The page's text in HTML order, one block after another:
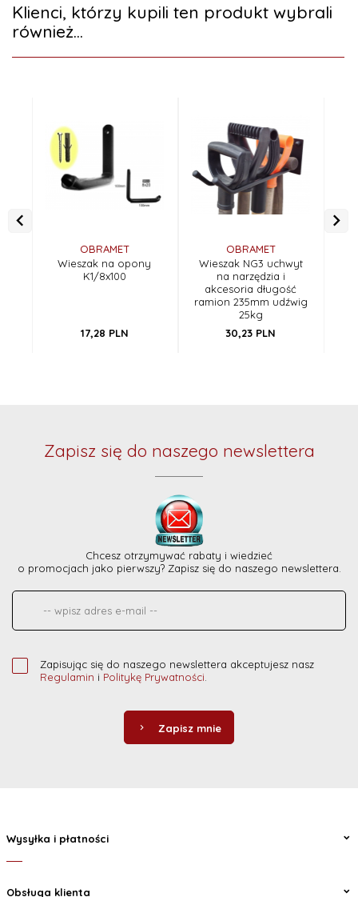
Klienci, którzy kupili ten produkt wybrali
również...
OBRAMET
Wieszak na opony
K1/8x100
17,28 PLN
OBRAMET
Wieszak NG3 uchwyt
na narzędzia i
akcesoria długość
ramion 235mm udźwig
25kg
30,23 PLN
Zapisz się do naszego newslettera
Chcesz otrzymywać rabaty i wiedzieć
o promocjach jako pierwszy? Zapisz się do naszego newslettera.
Zapisując się do naszego newslettera akceptujesz nasz
Regulamin i Politykę Prywatności
Zapisz mnie
Wysyłka i płatności
Obsługa klienta